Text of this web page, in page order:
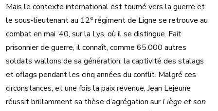
Mais le contexte international est tourné vers la guerre et
le sous-lieutenant au 12e régiment de Ligne se retrouve au
combat en mai ‘40, sur la Lys, où il se distingue. Fait
prisonnier de guerre, il connaît, comme 65.000 autres
soldats wallons de sa génération, la captivité des stalags
et oflags pendant les cinq années du conflit. Malgré ces
circonstances, et une fois la paix revenue, Jean Lejeune
réussit brillamment sa thèse d’agrégation surLiège et son